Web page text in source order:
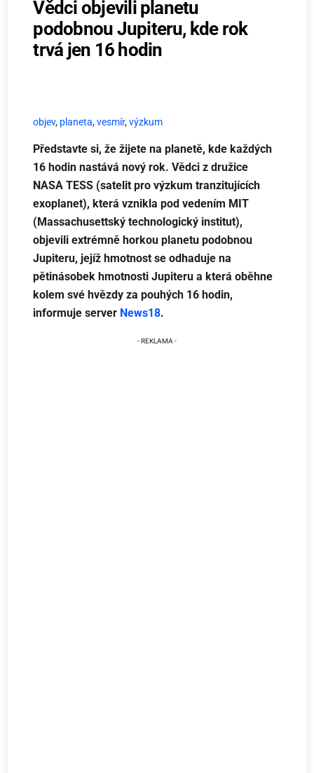
Vědci objevili planetu
podobnou Jupiteru, kde rok
trvá jen 16 hodin
objev, planeta,vesmír,výzkum
Představte si, že žijete na planetě, kde každých
16 hodin nastává nový rok. Vědci z družice
NASA TESS (satelit pro výzkum tranzitujících
exoplanet), která vznikla pod vedením MIT
(Massachusettský technologický institut),
objevili extrémně horkou planetu podobnou
Jupiteru, jejíž hmotnost se odhaduje na
pětinásobek hmotnosti Jupiteru a která oběhne
kolem své hvězdy za pouhých 16 hodin,
informuje server News18.